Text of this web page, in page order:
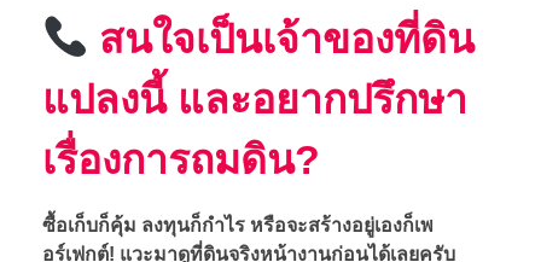
สนใจเป็นเจ้าของที่ดิน
แปลงนี้ และอยากปรึกษา
เรื่องการถมดิน?
ซื้อเก็บก็คุ้ม ลงทุนก็กำไร หรือจะสร้างอยู่เองก็เพ
อร์เฟกต์! แวะมาดูที่ดินจริงหน้างานก่อนได้เลยครับ